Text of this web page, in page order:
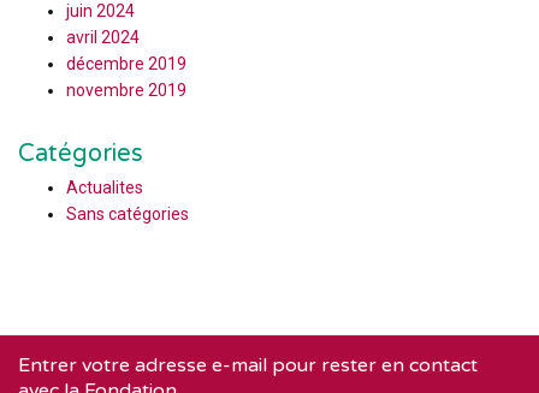
juin 2024
avril 2024
décembre 2019
novembre 2019
Catégories
Actualites
Sans catégories
Entrer votre adresse e-mail pour rester en contact